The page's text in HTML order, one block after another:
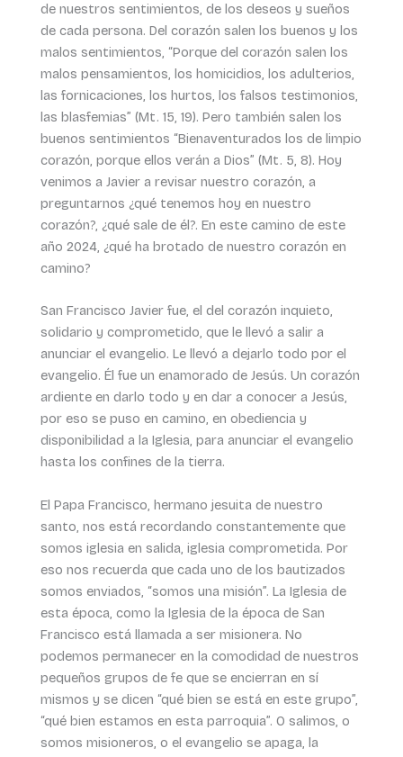
de nuestros sentimientos, de los deseos y sueños
de cada persona. Del corazón salen los buenos y los
malos sentimientos, “Porque del corazón salen los
malos pensamientos, los homicidios, los adulterios,
las fornicaciones, los hurtos, los falsos testimonios,
las blasfemias” (Mt. 15, 19). Pero también salen los
buenos sentimientos “Bienaventurados los de limpio
corazón, porque ellos verán a Dios” (Mt. 5, 8). Hoy
venimos a Javier a revisar nuestro corazón, a
preguntarnos ¿qué tenemos hoy en nuestro
corazón?, ¿qué sale de él?. En este camino de este
año 2024, ¿qué ha brotado de nuestro corazón en
camino?
San Francisco Javier fue, el del corazón inquieto,
solidario y comprometido, que le llevó a salir a
anunciar el evangelio. Le llevó a dejarlo todo por el
evangelio. Él fue un enamorado de Jesús. Un corazón
ardiente en darlo todo y en dar a conocer a Jesús,
por eso se puso en camino, en obediencia y
disponibilidad a la Iglesia, para anunciar el evangelio
hasta los confines de la tierra.
El Papa Francisco, hermano jesuita de nuestro
santo, nos está recordando constantemente que
somos iglesia en salida, iglesia comprometida. Por
eso nos recuerda que cada uno de los bautizados
somos enviados, “somos una misión”. La Iglesia de
esta época, como la Iglesia de la época de San
Francisco está llamada a ser misionera. No
podemos permanecer en la comodidad de nuestros
pequeños grupos de fe que se encierran en sí
mismos y se dicen “qué bien se está en este grupo”,
“qué bien estamos en esta parroquia”. O salimos, o
somos misioneros, o el evangelio se apaga, la